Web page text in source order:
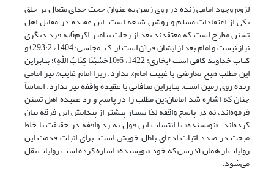
لزوم وجود امامی زنده در روی زمین به عنوان حجت خدای متعال بر خلق
یکی از اعتقادات مسلم و روشن شیعه است. این عقیده در مقابل اهل
تسنن مطرح است که معتقدند بعد از رحلت پیامبر اکرم6به فرد دیگری
نیاز نیست و امام بعد از ایشان قرآن است (ر.ک. مجلسی: 1404، 293:2) و
کتاب خداوند کافی است (بخاری: 1422، 10:6حَسْبُنَا کِتَابُ اللَّهِ)؛ بنابراین
این مطلب هیچ تعارضی با غیبت امام% ندارد. زیرا امام غایب% نیز امامی
زنده روی زمین است. بنابراین منافاتی با عقیده واقفه نیز ندارد. اساساً
چنان که اشاره شد امامان:ین مطلب را در پاسخ و رد عقیده اهل تسنن
فرموه‌اند، نه در پاسخ واقفه لذا بسیار پیشتر از پیدایش این فرقه بیان
کرده‌اند. «نویسنده» با انتساب این قول به رد واقفه در حقیقت با خلط
مبحث در صدد اثبات ادعای باطل خویش است. برای اثبات قدمت این
روایات از همان آدرسی که خود «نویسنده» اشاره کرده است روایات نقل
می‌شود.